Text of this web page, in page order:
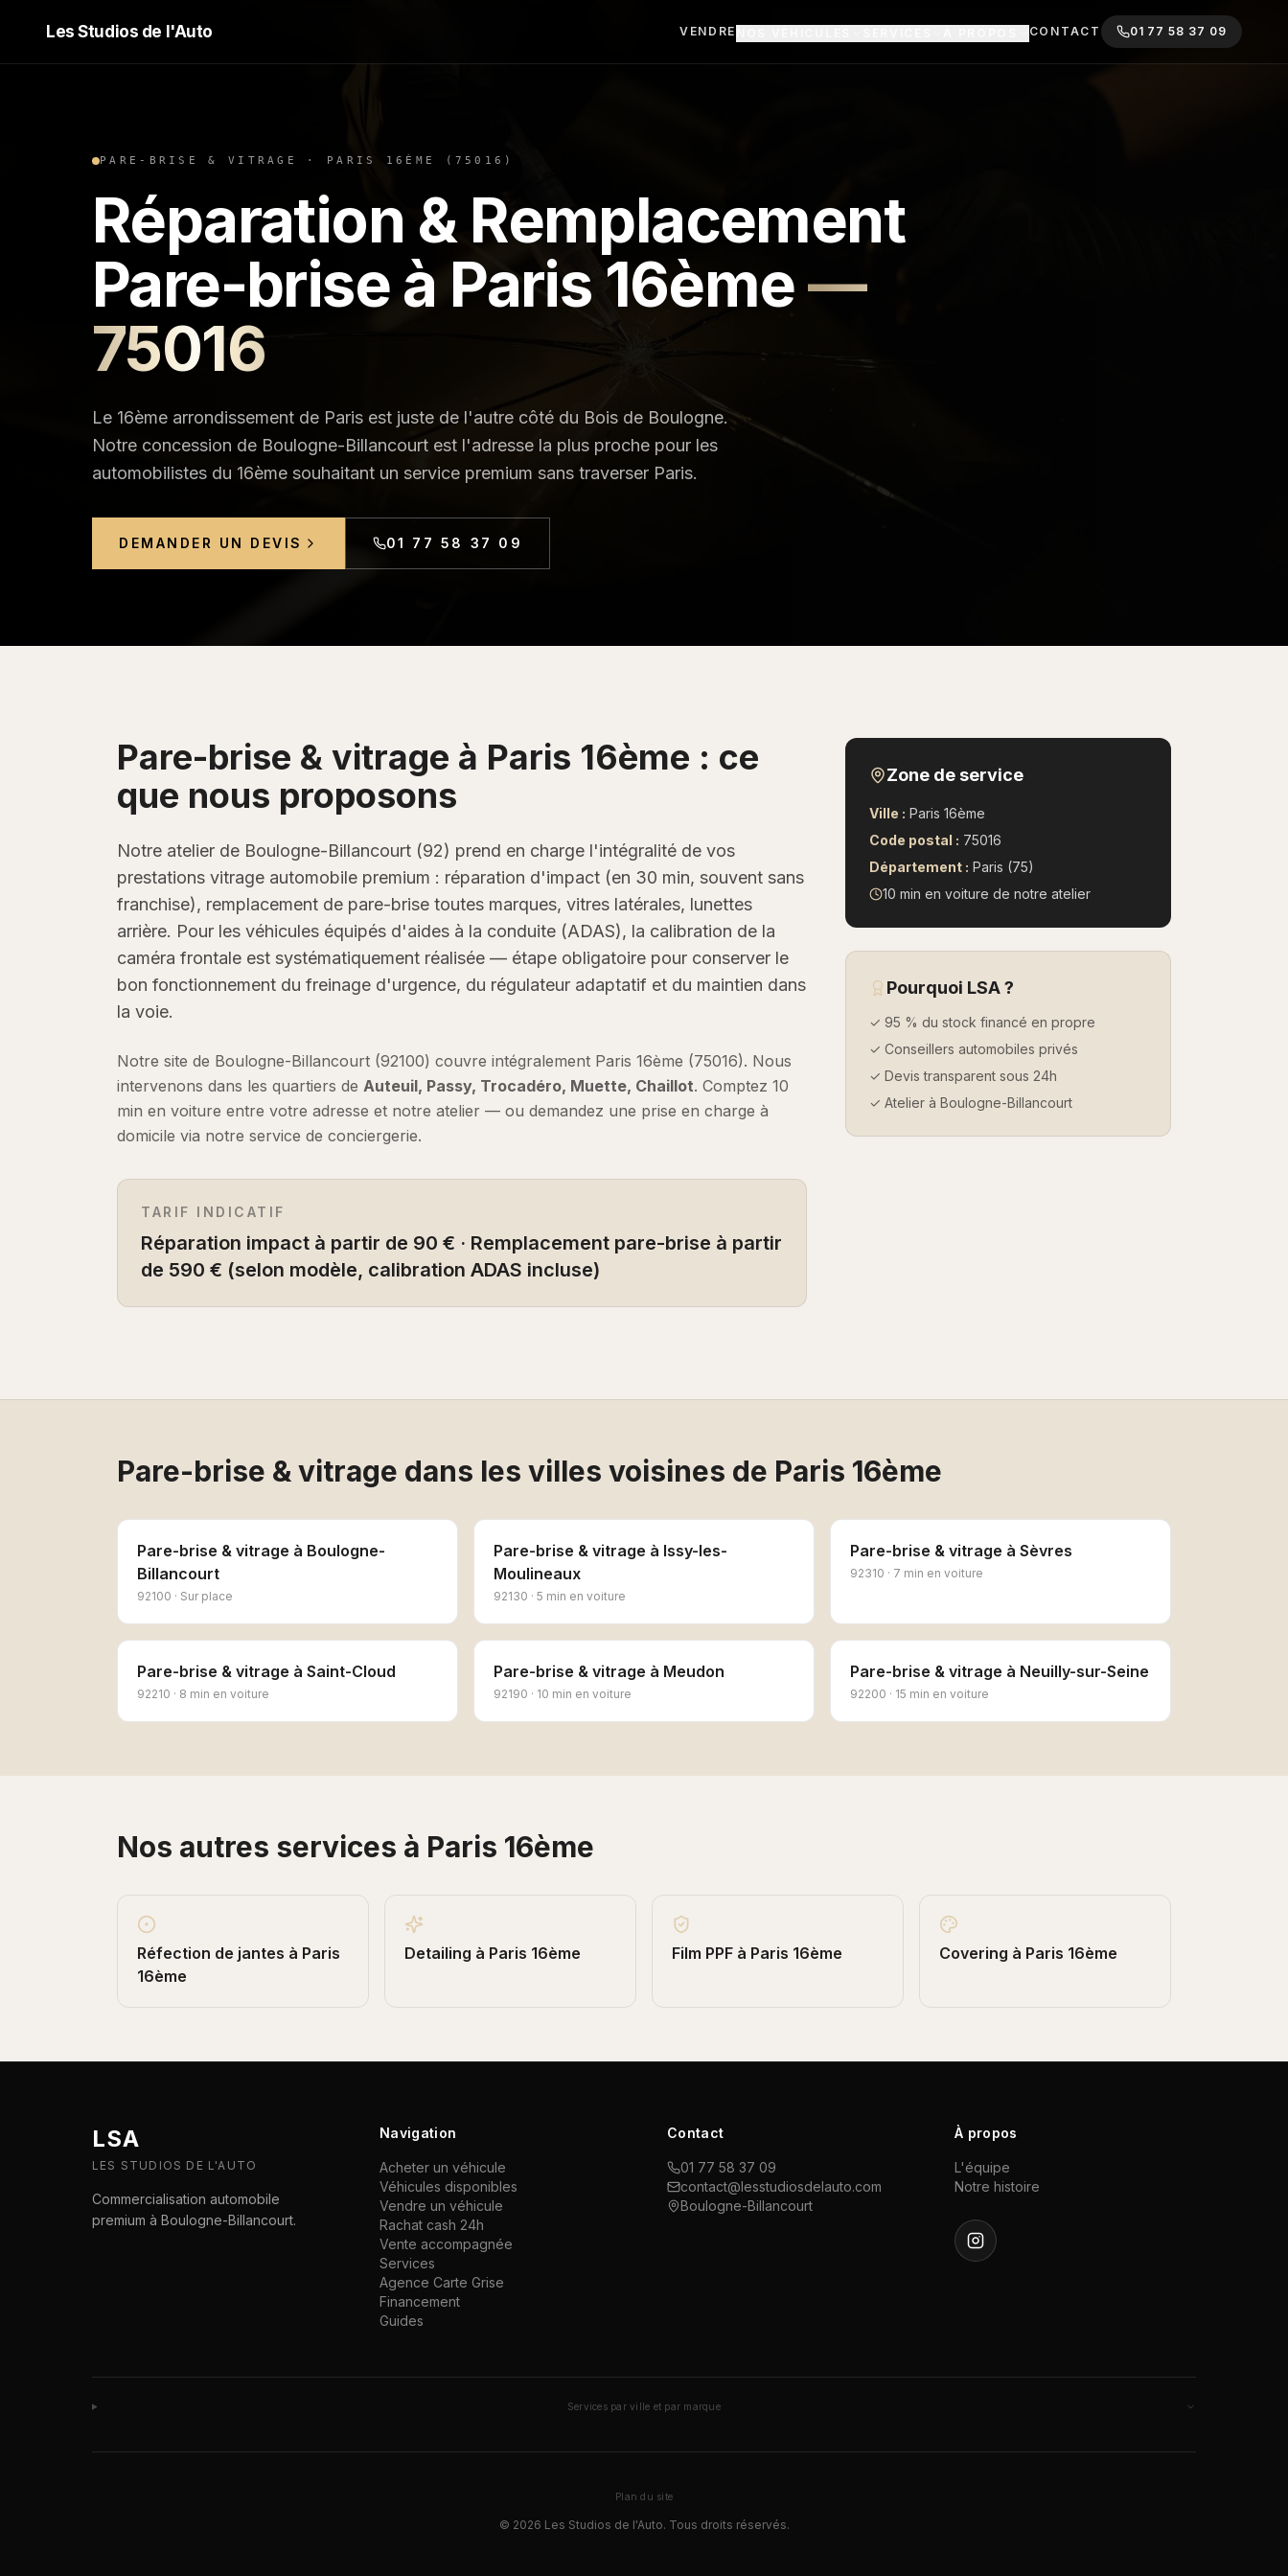
Les Studios de l'Auto VENDRE CONTACT 01 77 58 37 09
PARE-BRISE & VITRAGE · PARIS 16ÈME ( 75016 )
Réparation & Remplacement
Pare-briseà Paris 16ème—
75016
Le 16ème arrondissement de Paris est juste de l'autre côté du Bois de Boulogne.
Notre concession de Boulogne-Billancourt est l'adresse la plus proche pour les
automobilistes du 16ème souhaitant un service premium sans traverser Paris.
DEMANDER UN DEVIS 01 77 58 37 09
Pare-brise & vitrage à Paris 16ème : ce
que nous proposons
Notre atelier de Boulogne-Billancourt (92) prend en charge l'intégralité de vos
prestations vitrage automobile premium : réparation d'impact (en 30 min, souvent sans
franchise), remplacement de pare-brise toutes marques, vitres latérales, lunettes
arrière. Pour les véhicules équipés d'aides à la conduite (ADAS), la calibration de la
caméra frontale est systématiquement réalisée — étape obligatoire pour conserver le
bon fonctionnement du freinage d'urgence, du régulateur adaptatif et du maintien dans
la voie.
Notre site de Boulogne-Billancourt (92100) couvre intégralement Paris 16ème (75016). Nous
intervenons dans les quartiers de Auteuil, Passy, Trocadéro, Muette, Chaillot. Comptez 10
min en voiture entre votre adresse et notre atelier — ou demandez une prise en charge à
domicile via notre service de conciergerie.
TARIF INDICATIF
Réparation impact à partir de 90 € · Remplacement pare-brise à partir
de 590 € (selon modèle, calibration ADAS incluse)
Zone de service
Ville : Paris 16ème
Code postal : 75016
Département : Paris (75)
10 min en voiture de notre atelier
Pourquoi LSA ?
✓ 95 % du stock financé en propre
✓ Conseillers automobiles privés
✓ Devis transparent sous 24h
✓ Atelier à Boulogne-Billancourt
Pare-brise & vitrage dans les villes voisines de Paris 16ème
Pare-brise & vitrage à Boulogne-
Billancourt
92100 · Sur place
Pare-brise & vitrage à Issy-les-
Moulineaux
92130 · 5 min en voiture
Pare-brise & vitrage à Sèvres
92310 · 7 min en voiture
Pare-brise & vitrage à Saint-Cloud
92210 · 8 min en voiture
Pare-brise & vitrage à Meudon
92190 · 10 min en voiture
Pare-brise & vitrage à Neuilly-sur-Seine
92200 · 15 min en voiture
Nos autres services à Paris 16ème
Réfection de jantes à Paris
16ème
Detailing à Paris 16ème Film PPF à Paris 16ème Covering à Paris 16ème
LSA
LES STUDIOS DE L'AUTO
Commercialisation automobile
premium à Boulogne-Billancourt.
Navigation
Acheter un véhicule
Véhicules disponibles
Vendre un véhicule
Rachat cash 24h
Vente accompagnée
Services
Agence Carte Grise
Financement
Guides
Contact
01 77 58 37 09
contact@lesstudiosdelauto.com
Boulogne-Billancourt
À propos
L'équipe
Notre histoire
Services par ville et par marque
Plan du site
© 2026 Les Studios de l'Auto. Tous droits réservés.